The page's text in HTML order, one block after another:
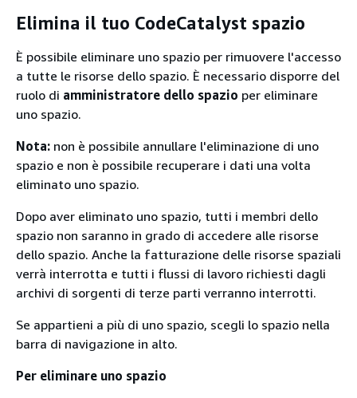
Elimina il tuo CodeCatalyst spazio
È possibile eliminare uno spazio per rimuovere l'accesso
a tutte le risorse dello spazio. È necessario disporre del
ruolo di amministratore dello spazio per eliminare
uno spazio.
Nota: non è possibile annullare l'eliminazione di uno
spazio e non è possibile recuperare i dati una volta
eliminato uno spazio.
Dopo aver eliminato uno spazio, tutti i membri dello
spazio non saranno in grado di accedere alle risorse
dello spazio. Anche la fatturazione delle risorse spaziali
verrà interrotta e tutti i flussi di lavoro richiesti dagli
archivi di sorgenti di terze parti verranno interrotti.
Se appartieni a più di uno spazio, scegli lo spazio nella
barra di navigazione in alto.
Per eliminare uno spazio